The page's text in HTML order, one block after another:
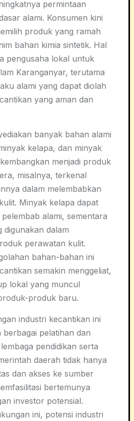
permintaan
alami. Konsumen kini
produk yang ramah
bahan kimia sintetik. Hal
pengusaha lokal untuk
Karanganyar, terutama
alami yang dapat diolah
yang aman dan
banyak bahan alami
kelapa, dan minyak
menjadi produk
misalnya, terkenal
dalam melembabkan
Minyak kelapa dapat
alami, sementara
digunakan dalam
perawatan kulit.
bahan-bahan ini
semakin menggeliat,
lokal yang muncul
produk baru.
industri kecantikan ini
pelatihan dan
pendidikan serta
daerah tidak hanya
dan akses ke sumber
bertemunya
investor potensial.
ini, potensi industri